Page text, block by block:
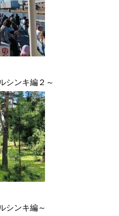
シンキ編２～
シンキ編～